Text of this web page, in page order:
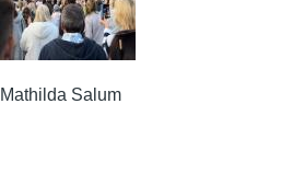
Mathilda Salum